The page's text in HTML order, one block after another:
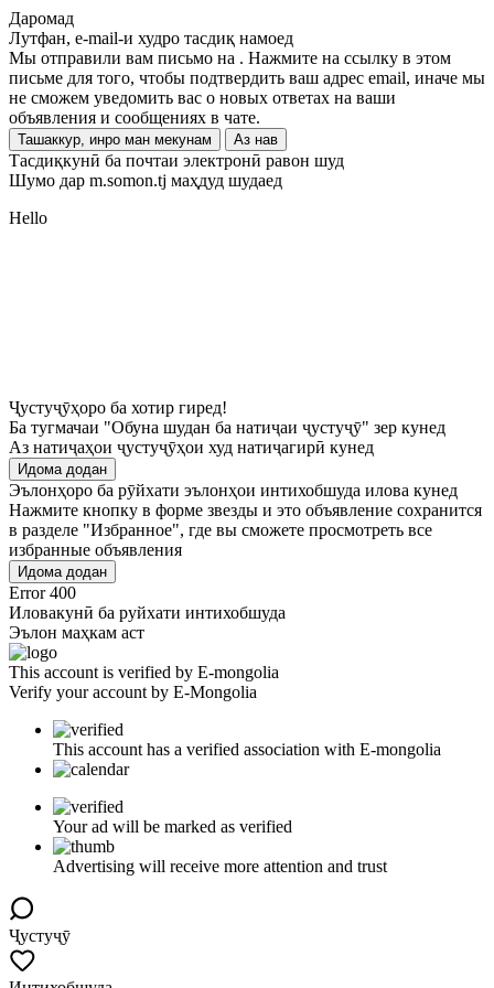
Даромад
Лутфан, e-mail-и худро тасдиқ намоед
Мы отправили вам письмо на . Нажмите на ссылку в этом
письме для того, чтобы подтвердить ваш адрес email, иначе мы
не сможем уведомить вас о новых ответах на ваши
объявления и сообщениях в чате.
Ташаккур, инро ман мекунам Аз нав
Тасдиқкунӣ ба почтаи электронӣ равон шуд
Шумо дар m.somon.tj маҳдуд шудаед
Hello
Ҷустуҷӯҳоро ба хотир гиред!
Ба тугмачаи "Обуна шудан ба натиҷаи ҷустуҷӯ" зер кунед
Аз натиҷаҳои ҷустуҷӯҳои худ натиҷагирӣ кунед
Идома додан
Эълонҳоро ба рӯйхати эълонҳои интихобшуда илова кунед
Нажмите кнопку в форме звезды и это объявление сохранится
в разделе "Избранное", где вы сможете просмотреть все
избранные объявления
Идома додан
Error 400
Иловакунӣ ба руйхати интихобшуда
Эълон маҳкам аст
This account is verified by E-mongolia
Verify your account by E-Mongolia
This account has a verified association with E-mongolia
Your ad will be marked as verified
Advertising will receive more attention and trust
Ҷустуҷӯ